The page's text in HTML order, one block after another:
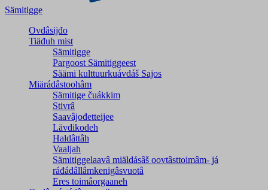
Sämitigge
Ovdâsijđo
Tiäđuh mist
Sämitigge
Pargoost Sämitiggeest
Säämi kulttuurkuávdáš Sajos
Miärádâstoohâm
Sämitige čuákkim
Stivrâ
Saavâjođetteijee
Lävdikodeh
Haldâttâh
Vaaljah
Sämitiggelaavâ miäldásâš oovtâsttoimâm- já
ráđádâllâmkenigâsvuotâ
Eres toimâorgaaneh